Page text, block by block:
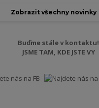
Zobrazit všechny novinky
Buďme stále v kontaktu!
JSME TAM, KDE JSTE VY